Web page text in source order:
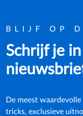
BLIJF OP
Schrijf je
De meest
tricks, exclusieve